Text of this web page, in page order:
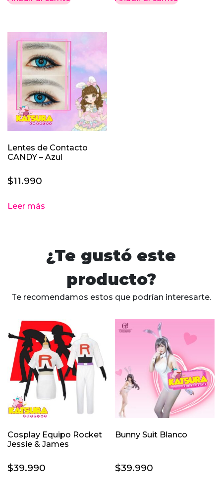
Lentes de Contacto
CANDY – Azul
$11.990
Leer más
¿Te gustó este
producto?
Te recomendamos estos que podrían interesarte.
Cosplay Equipo Rocket
Jessie & James
$39.990
Bunny Suit Blanco
$39.990